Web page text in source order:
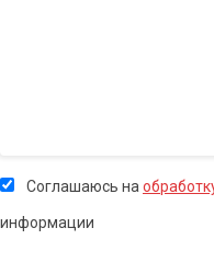
Соглашаюсь на
информации